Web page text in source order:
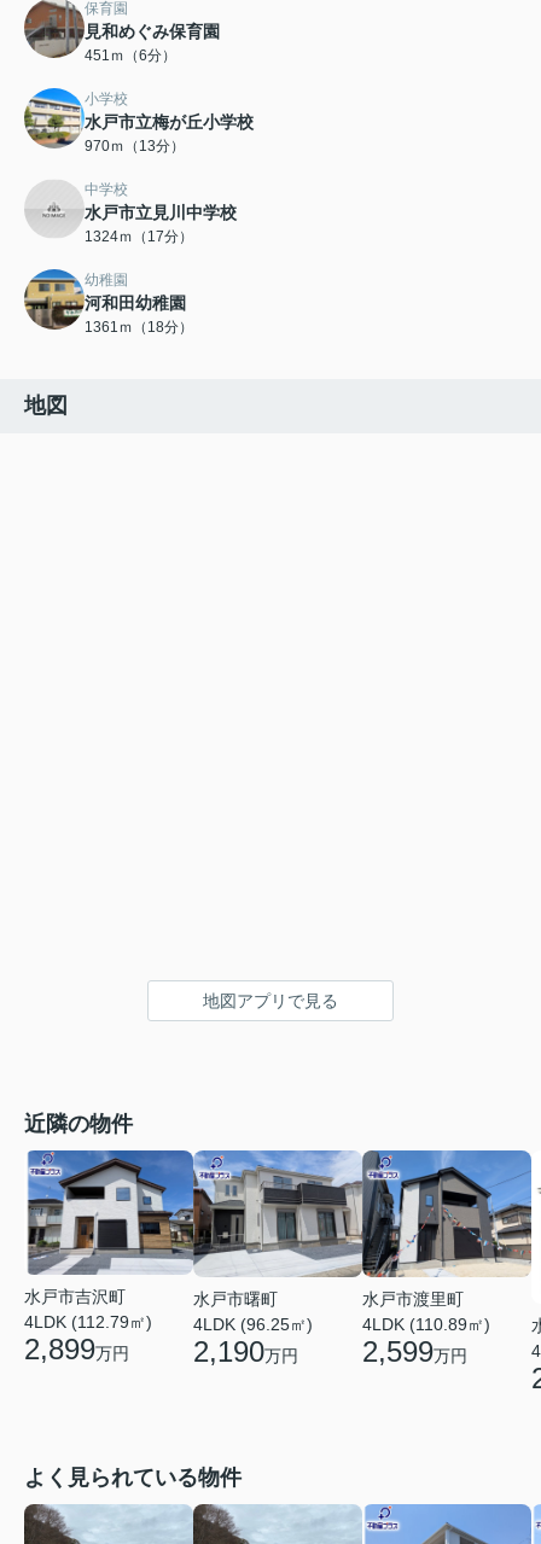
保育園
見和めぐみ保育園
451ｍ（6分）
小学校
水戸市立梅が丘小学校
970ｍ（13分）
中学校
水戸市立見川中学校
1324ｍ（17分）
幼稚園
河和田幼稚園
1361ｍ（18分）
地図
地図アプリで見る
近隣の物件
水戸市吉沢町
4LDK (112.79㎡)
2,899万円
水戸市曙町
4LDK (96.25㎡)
2,190万円
水戸市渡里町
4LDK (110.89㎡)
2,599万円
よく見られている物件